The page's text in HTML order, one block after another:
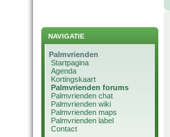
NAVIGATIE
Palmvrienden
Startpagina
Agenda
Kortingskaart
Palmvrienden forums
Palmvrienden chat
Palmvrienden wiki
Palmvrienden maps
Palmvrienden label
Contact